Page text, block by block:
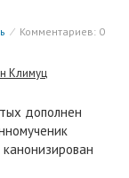
⁄ Комментариев: 0
Климуц
дополнен